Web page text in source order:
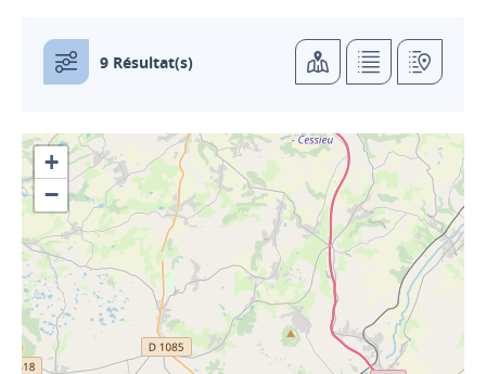
9 Résultat(s)
+
−